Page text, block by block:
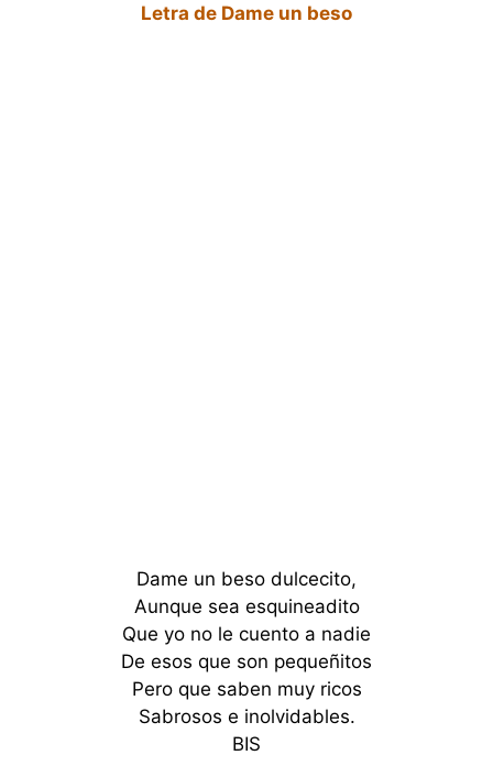
Letra de Dame un beso
Dame un beso dulcecito,
Aunque sea esquineadito
Que yo no le cuento a nadie
De esos que son pequeñitos
Pero que saben muy ricos
Sabrosos e inolvidables.
BIS